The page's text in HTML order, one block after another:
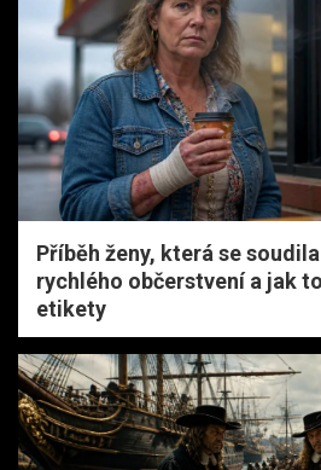
Příběh ženy, která se
rychlého občerstvení a jak
etikety